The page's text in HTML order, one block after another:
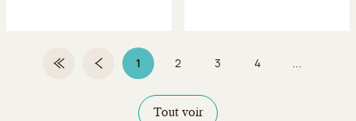
Première pagePage précédente
1Page 1 sur 9
Page
2 Page
3 Page
4 ...
Tout voir